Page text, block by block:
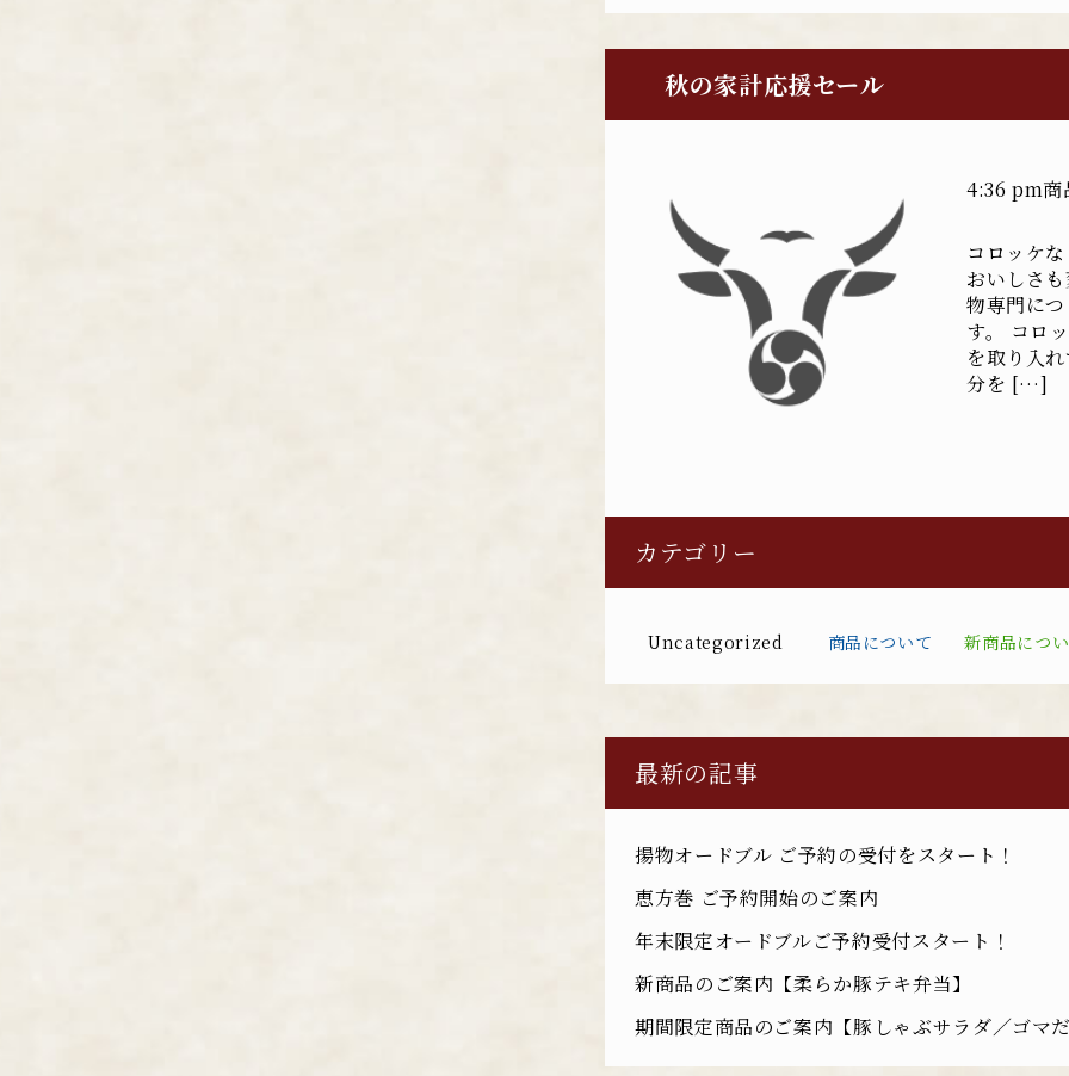
秋の家計応援セール
4:36 pm商
コロッケ
おいしさ
物専門に
す。 コロ
を取り入
分を […]
カテゴリー
Uncategorized 商品について 新商品につ
最新の記事
揚物オードブル ご予約の受付をスタート！
恵方巻 ご予約開始のご案内
年末限定オードブルご予約受付スタート！
新商品のご案内【柔らか豚テキ弁当】
期間限定商品のご案内【豚しゃぶサラダ／ゴマ